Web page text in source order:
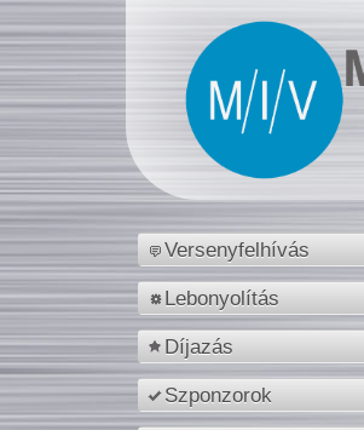
Versenyfelhívás
Lebonyolítás
Díjazás
Szponzorok